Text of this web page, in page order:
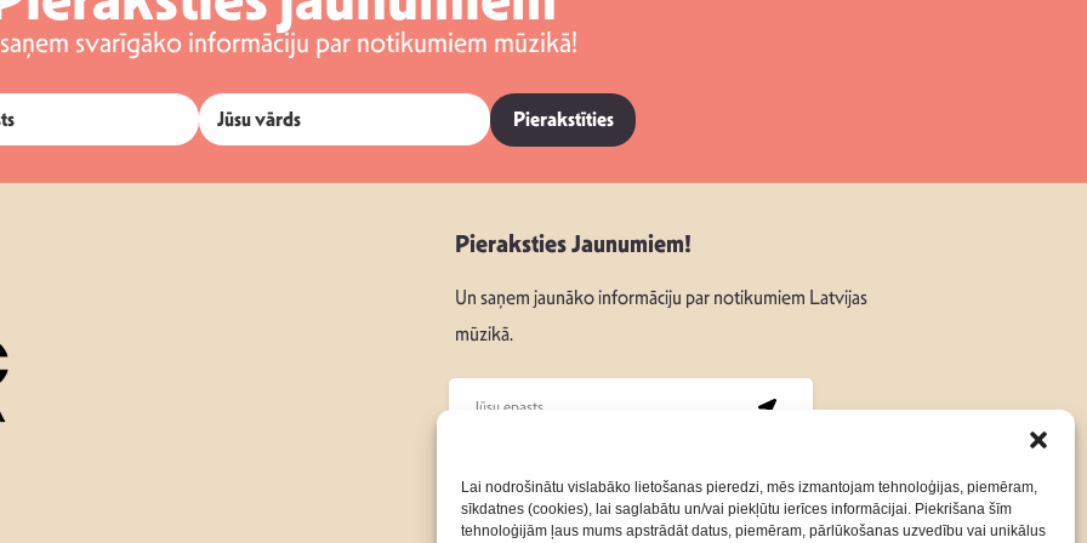
Lai nodrošinātu vislabāko lietošanas pieredzi, mēs izmantojam tehnoloģijas, piemēram,
sīkdatnes (cookies), lai saglabātu un/vai piekļūtu ierīces informācijai. Piekrišana šīm
tehnoloģijām ļaus mums apstrādāt datus, piemēram, pārlūkošanas uzvedību vai unikālus
svarīgāko informāciju par notikumiem mūzikā!
Pierakstīties
Pieraksties Jaunumiem!
Un saņem jaunāko informāciju par notikumiem Latvijas
mūzikā.
Seko mums: